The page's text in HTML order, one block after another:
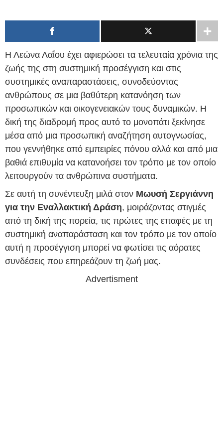
Η Λεώνα Λαΐου έχει αφιερώσει τα τελευταία χρόνια της
ζωής της στη συστημική προσέγγιση και στις
συστημικές αναπαραστάσεις, συνοδεύοντας
ανθρώπους σε μια βαθύτερη κατανόηση των
προσωπικών και οικογενειακών τους δυναμικών. Η
δική της διαδρομή προς αυτό το μονοπάτι ξεκίνησε
μέσα από μια προσωπική αναζήτηση αυτογνωσίας,
που γεννήθηκε από εμπειρίες πόνου αλλά και από μια
βαθιά επιθυμία να κατανοήσει τον τρόπο με τον οποίο
λειτουργούν τα ανθρώπινα συστήματα.
Σε αυτή τη συνέντευξη μιλά στον Μωυσή Σεργιάννη
για την Εναλλακτική Δράση, μοιράζοντας στιγμές
από τη δική της πορεία, τις πρώτες της επαφές με τη
συστημική αναπαράσταση και τον τρόπο με τον οποίο
αυτή η προσέγγιση μπορεί να φωτίσει τις αόρατες
συνδέσεις που επηρεάζουν τη ζωή μας.
Advertisment